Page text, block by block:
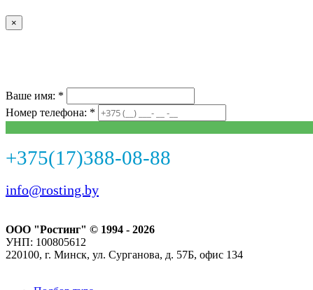
×
Ваше имя: *
Номер телефона: *
+375(17)388-08-88
info@rosting.by
ООО "Ростинг" © 1994 - 2026
УНП: 100805612
220100, г. Минск, ул. Сурганова, д. 57Б, офис 134